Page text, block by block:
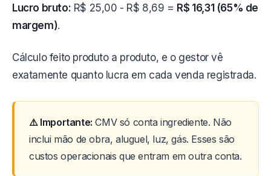
Lucro bruto: R$ 25,00 - R$ 8,69 = R$ 16,31 (65% de
margem).
Cálculo feito produto a produto, e o gestor vê
exatamente quanto lucra em cada venda registrada.
⚠️ Importante: CMV só conta ingrediente. Não
inclui mão de obra, aluguel, luz, gás. Esses são
custos operacionais que entram em outra conta.